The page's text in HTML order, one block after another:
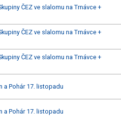
ČEZ ve slalomu na Trnávce +
ČEZ ve slalomu na Trnávce +
ČEZ ve slalomu na Trnávce +
a Pohár 17. listopadu
a Pohár 17. listopadu